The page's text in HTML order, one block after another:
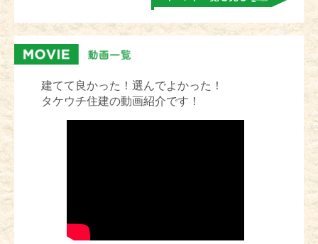
建てて良かった！選んでよかった！
タケウチ住建の動画紹介です！